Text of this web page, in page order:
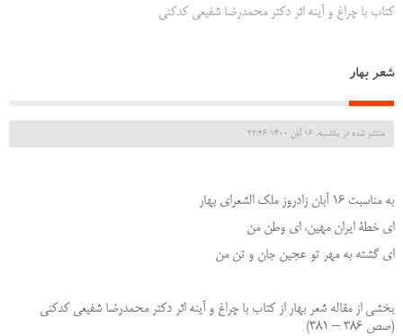
کتاب با چراغ و آینه اثر دکتر محمدرضا شفیعی کدکنی
شعر بهار
منتشر شده در یکشنبه, 16 آبان 1400 22:26
به مناسبت 16 آبان زادروز ملک الشعرای بهار
ای خطۀ ایران مهین، ای وطن من
ای گشته به مهر تو عجین جان و تن من
بخشی از مقاله شعر بهار از کتاب با چراغ و آینه اثر دکتر محمدرضا شفیعی کدکنی
(صص 386 – 381)